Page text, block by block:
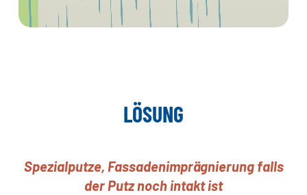
LÖSUNG
Spezialputze, Fassadenimprägnierung falls
der Putz noch intakt ist